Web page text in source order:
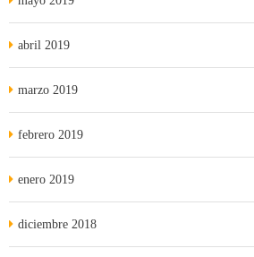
abril 2019
marzo 2019
febrero 2019
enero 2019
diciembre 2018